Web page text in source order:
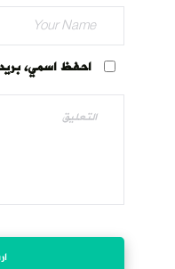
احفظ اسمي،